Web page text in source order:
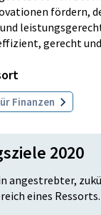
fördern,
gerecht
Finanzen
2020
angestrebter,
eines Ressorts.